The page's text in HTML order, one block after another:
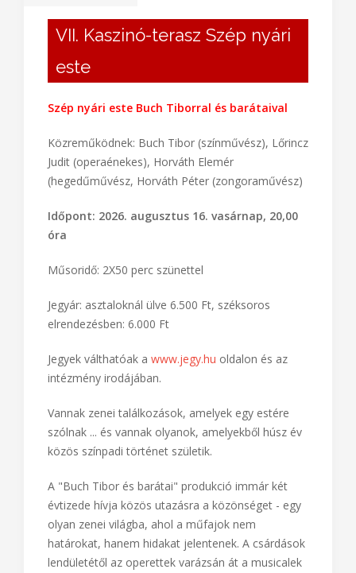
28 JÚL. 2026
VII. Kaszinó-terasz Szép nyári
este
Szép nyári este Buch Tiborral és barátaival
Közreműködnek: Buch Tibor (színművész), Lőrincz
Judit (operaénekes), Horváth Elemér
(hegedűművész, Horváth Péter (zongoraművész)
Időpont: 2026. augusztus 16. vasárnap, 20,00
Műsoridő: 2X50 perc szünettel
Jegyár: asztaloknál ülve 6.500 Ft, széksoros
elrendezésben: 6.000 Ft
Jegyek válthatóak a www.jegy.hu
oldalon és az
intézmény irodájában.
Vannak zenei találkozások, amelyek egy estére
szólnak ... és vannak olyanok, amelyekből húsz év
közös színpadi történet születik.
A "Buch Tibor és barátai" produkció immár két
évtizede hívja közös utazásra a közönséget - egy